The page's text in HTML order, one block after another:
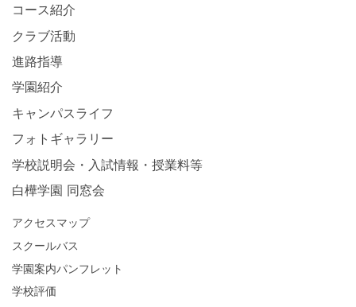
コース紹介
クラブ活動
進路指導
学園紹介
キャンパスライフ
フォトギャラリー
学校説明会・入試情報・授業料等
白樺学園 同窓会
アクセスマップ
スクールバス
学園案内パンフレット
学校評価